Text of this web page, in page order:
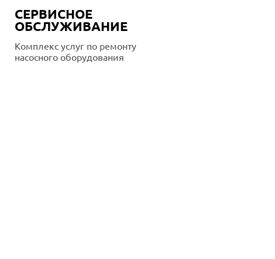
СЕРВИСНОЕ
ОБСЛУЖИВАНИЕ
Комплекс услуг по ремонту
насосного оборудования